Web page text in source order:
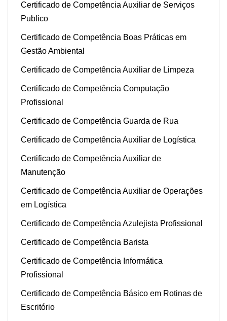
Certificado de Competência Auxiliar de Serviços
Publico
Certificado de Competência Boas Práticas em
Gestão Ambiental
Certificado de Competência Auxiliar de Limpeza
Certificado de Competência Computação
Profissional
Certificado de Competência Guarda de Rua
Certificado de Competência Auxiliar de Logística
Certificado de Competência Auxiliar de
Manutenção
Certificado de Competência Auxiliar de Operações
em Logística
Certificado de Competência Azulejista Profissional
Certificado de Competência Barista
Certificado de Competência Informática
Profissional
Certificado de Competência Básico em Rotinas de
Escritório